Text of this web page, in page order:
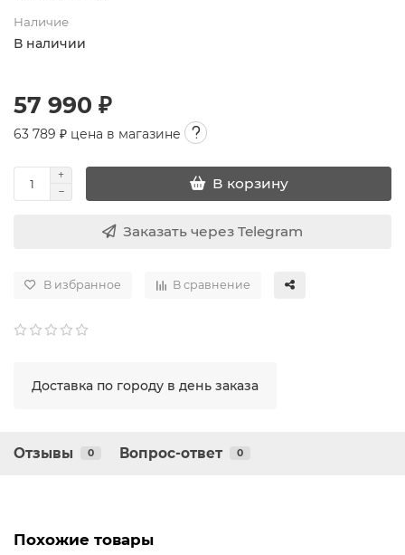
Наличие
В наличии
57 990 ₽
63 789 ₽ цена в магазине
В корзину
Заказать через Telegram
В избранное В сравнение
Доставка по городу в день заказа
Отзывы 0 Вопрос-ответ 0
Похожие товары